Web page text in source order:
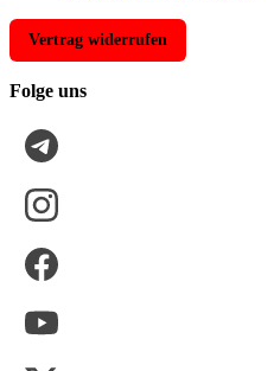
Vertrag widerrufen
Folge uns